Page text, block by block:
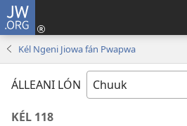
JW.ORG
Kél Ngeni Jiowa fán Pwapwa
ÁLLEANI LÓN
KÉL 118